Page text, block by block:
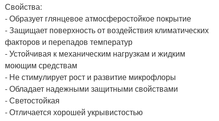
Свойства:
- Образует глянцевое атмосферостойкое покрытие
- Защищает поверхность от воздействия климатических
факторов и перепадов температур
- Устойчивая к механическим нагрузкам и жидким
моющим средствам
- Не стимулирует рост и развитие микрофлоры
- Обладает надежными защитными свойствами
- Светостойкая
- Отличается хорошей укрывистостью